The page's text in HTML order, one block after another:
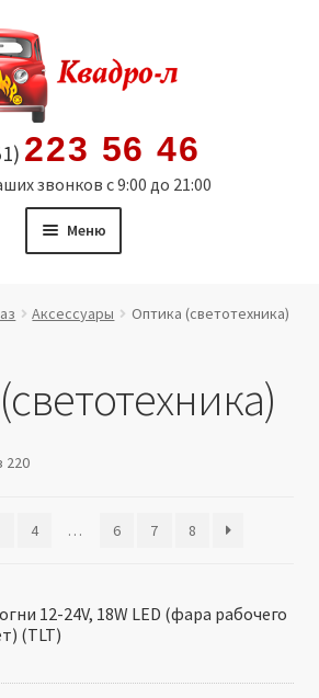
223 56 46
звонков с 9:00 до 21:00
Меню
обработки персональных
Аксессуары Оптика (светотехника)
220
4 … 6 7 8
12-24V, 18W LED (фара рабочего
(TLT)